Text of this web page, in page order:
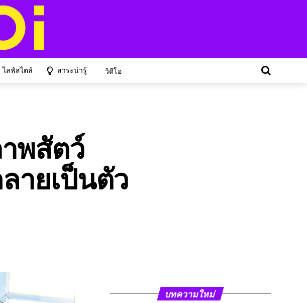
ไลฟ์สไตล์ สาระน่ารู้ วิดีโอ
พสัตว์
ายเป็นตัว
บทความใหม่